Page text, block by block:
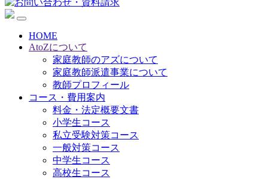
HOME
AtoZについて
家庭教師のアズについて
家庭教師派遣事業について
教師プロフィール
コース・費用案内
料金・法定概要文書
小学生コース
私立受験対策コース
一般対策コース
中学生コース
高校生コース